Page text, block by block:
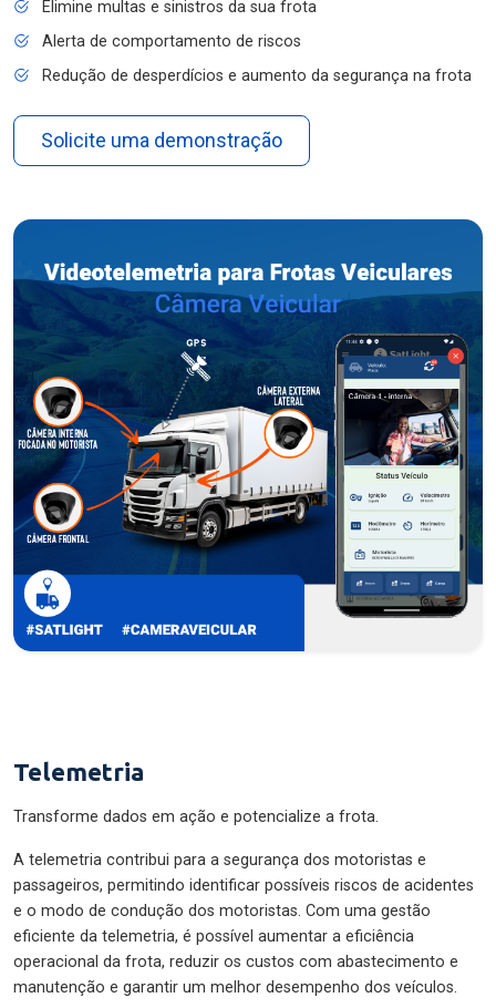
Elimine multas e sinistros da sua frota
Alerta de comportamento de riscos
Redução de desperdícios e aumento da segurança na frota
Solicite uma demonstração
Telemetria
Transforme dados em ação e potencialize a frota.
A telemetria contribui para a segurança dos motoristas e
passageiros, permitindo identificar possíveis riscos de acidentes
e o modo de condução dos motoristas. Com uma gestão
eficiente da telemetria, é possível aumentar a eficiência
operacional da frota, reduzir os custos com abastecimento e
manutenção e garantir um melhor desempenho dos veículos.